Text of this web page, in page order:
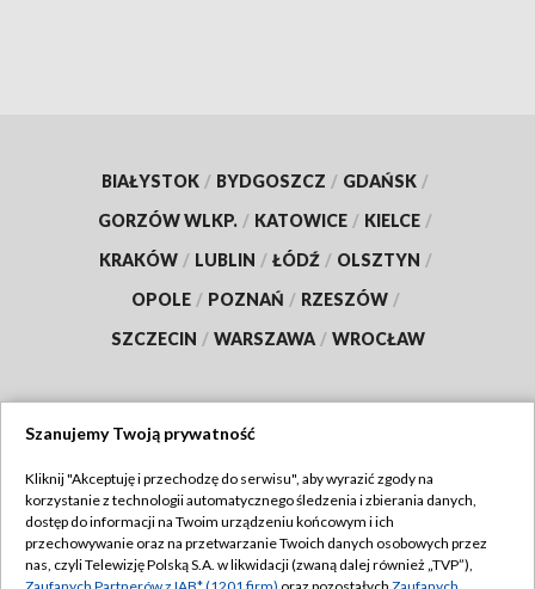
BIAŁYSTOK / BYDGOSZCZ / GDAŃSK /
GORZÓW WLKP. / KATOWICE / KIELCE /
KRAKÓW / LUBLIN / ŁÓDŹ / OLSZTYN /
OPOLE / POZNAŃ / RZESZÓW /
SZCZECIN / WARSZAWA / WROCŁAW
TVP
Abonament TVP
Emisja w TVP
Regulamin TVP
Szanujemy Twoją prywatność
Kliknij "Akceptuję i przechodzę do serwisu", aby wyrazić zgody na
korzystanie z technologii automatycznego śledzenia i zbierania danych,
dostęp do informacji na Twoim urządzeniu końcowym i ich
przechowywanie oraz na przetwarzanie Twoich danych osobowych przez
nas, czyli Telewizję Polską S.A. w likwidacji (zwaną dalej również „TVP”),